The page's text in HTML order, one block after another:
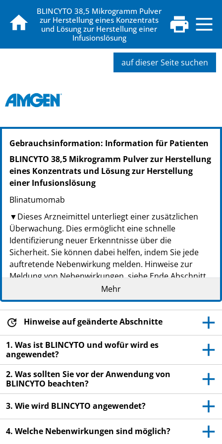
BLINCYTO 38,5 Mikrogramm Pulver
zur Herstellung eines Konzentrats
und Lösung zur Herstellung einer
Infusionslösung
auf dieser Seite suchen
PZN: 11182837
PPN: 111118283793
NTIN: 04150111828379
Gebrauchsinformation: Information für Patienten
BLINCYTO 38,5 Mikrogramm Pulver zur Herstellung
eines Konzentrats und Lösung zur Herstellung
einer Infusionslösung
Blinatumomab
▼Dieses Arzneimittel unterliegt einer zusätzlichen
Überwachung. Dies ermöglicht eine schnelle
Identifizierung neuer Erkenntnisse über die
Sicherheit. Sie können dabei helfen, indem Sie jede
auftretende Nebenwirkung melden. Hinweise zur
Meldung von Nebenwirkungen, siehe Ende Abschnitt
Lesen Sie die gesamte Packungsbeilage sorgfältig
durch, bevor Sie mit der Anwendung dieses
Arzneimittels beginnen, denn sie enthält wichtige
Informationen.
Heben Sie die Packungsbeilage auf. Vielleicht
möchten Sie diese später nochmals lesen.
Ihr Arzt wird Ihnen auch die folgenden
Schulungsmaterialien geben:
Leitfaden für Patienten und
Betreuungspersonen, der wichtige
Sicherheitsinformationen enthält, die Sie vor
Mehr
Hinweise auf geänderte Abschnitte
1. Was ist BLINCYTO und wofür wird es
angewendet?
2. Was sollten Sie vor der Anwendung von
BLINCYTO beachten?
3. Wie wird BLINCYTO angewendet?
4. Welche Nebenwirkungen sind möglich?